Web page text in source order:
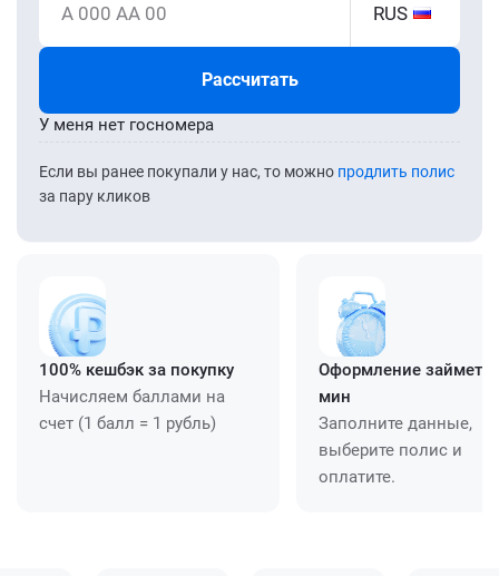
А 000 АА 00 RUS
Рассчитать
Если вы ранее покупали у нас, то можно продлить полис
за пару кликов
У меня нет госномера
100% кешбэк за покупку
Начисляем баллами на
счет (1 балл = 1 рубль)
Оформление займет
мин
Заполните данные,
выберите полис и
оплатите.